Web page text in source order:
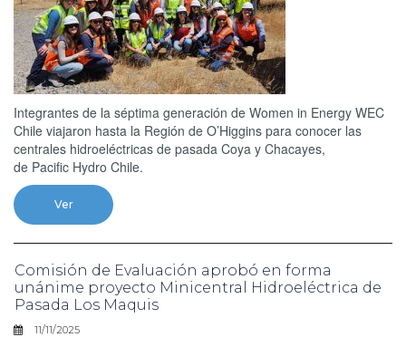
Integrantes de la séptima generación de Women in Energy WEC
Chile viajaron hasta la Región de O’Higgins para conocer las
centrales hidroeléctricas de pasada Coya y Chacayes,
de Pacific Hydro Chile.
Ver
Comisión de Evaluación aprobó en forma
unánime proyecto Minicentral Hidroeléctrica de
Pasada Los Maquis
11/11/2025